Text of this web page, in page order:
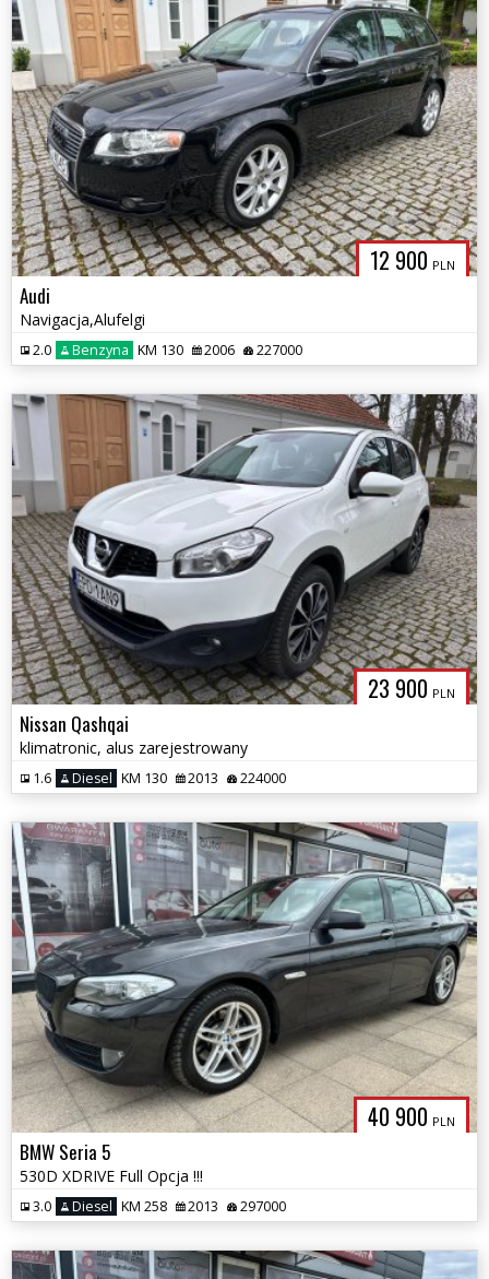
12 900 PLN
Audi
Navigacja,Alufelgi
2.0 Benzyna KM 130 2006 227000
23 900 PLN
Nissan Qashqai
klimatronic, alus zarejestrowany
1.6 Diesel KM 130 2013 224000
40 900 PLN
BMW Seria 5
530D XDRIVE Full Opcja !!!
3.0 Diesel KM 258 2013 297000